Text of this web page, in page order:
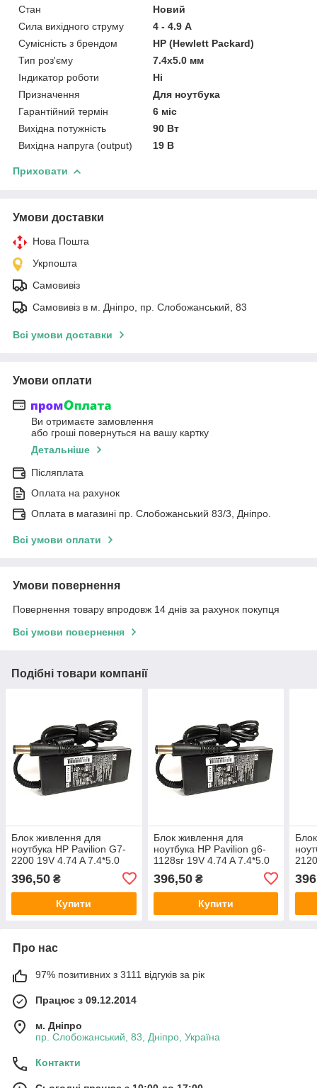
Стан
Новий
Сила вихідного струму
4 - 4.9 А
Сумісність з брендом
HP (Hewlett Packard)
Тип роз'єму
7.4x5.0 мм
Індикатор роботи
Ні
Призначення
Для ноутбука
Гарантійний термін
6 міс
Вихідна потужність
90 Вт
Вихідна напруга (output)
19 В
Приховати
Умови доставки
Нова Пошта
Укрпошта
Самовивіз
Самовивіз в м. Дніпро, пр. Слобожанський, 83
Всі умови доставки
Умови оплати
Ви отримаєте замовлення
або гроші повернуться на вашу картку
Детальніше
Післяплата
Оплата на рахунок
Оплата в магазині пр. Слобожанський 83/3, Дніпро.
Всі умови оплати
Умови повернення
Повернення товару впродовж 14 днів за рахунок покупця
Всі умови повернення
Подібні товари компанії
Блок живлення для
ноутбука HP Pavilion G7-
2200 19V 4.74 A 7.4*5.0
396,50 ₴
Купити
Блок живлення для
ноутбука HP Pavilion g6-
1128sr 19V 4.74 A 7.4*5.0
396,50₴
Купити
Про нас
97% позитивних з 3111 відгуків за рік
Працює з 09.12.2014
м. Дніпро
пр. Слобожанський, 83, Дніпро, Україна
Контакти